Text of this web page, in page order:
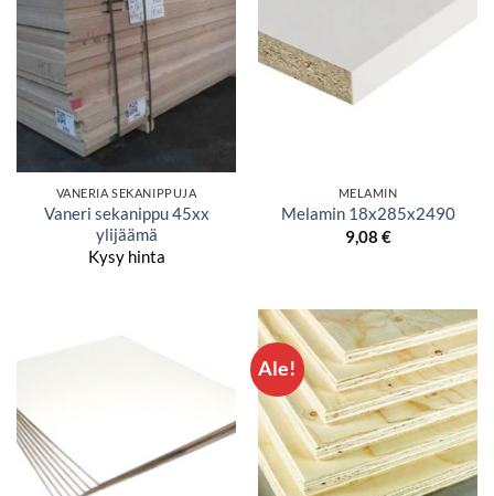
VANERIA SEKANIPPUJA
Vaneri sekanippu 45xx
ylijäämä
Kysy hinta
MELAMIN
Melamin 18x285x2490
9,08 €
Ale!